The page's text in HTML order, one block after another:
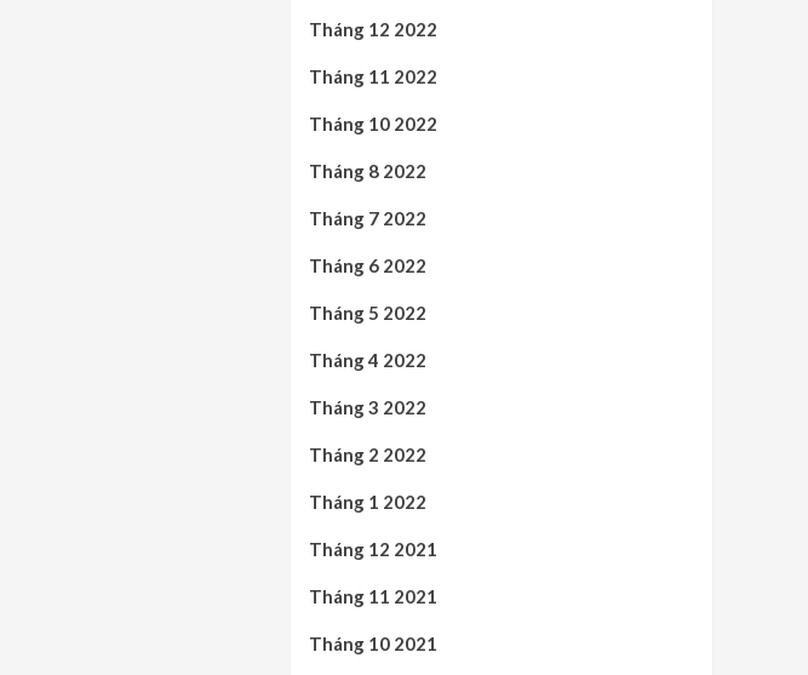
Tháng 12 2022
Tháng 11 2022
Tháng 10 2022
Tháng 8 2022
Tháng 7 2022
Tháng 6 2022
Tháng 5 2022
Tháng 4 2022
Tháng 3 2022
Tháng 2 2022
Tháng 1 2022
Tháng 12 2021
Tháng 11 2021
Tháng 10 2021